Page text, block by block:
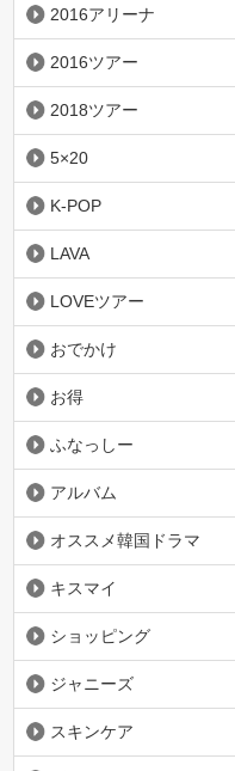
2016アリーナ
2016ツアー
2018ツアー
5×20
K-POP
LAVA
LOVEツアー
おでかけ
お得
ふなっしー
アルバム
オススメ韓国ドラマ
キスマイ
ショッピング
ジャニーズ
スキンケア